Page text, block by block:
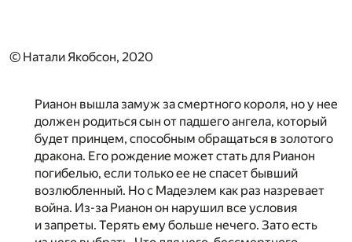
© Натали Якобсон, 2020
Рианон вышла замуж за смертного короля, но у нее
должен родиться сын от падшего ангела, который
будет принцем, способным обращаться в золотого
дракона. Его рождение может стать для Рианон
погибелью, если только ее не спасет бывший
возлюбленный. Но с Мадеэлем как раз назревает
война. Из-за Рианон он нарушил все условия
и запреты. Терять ему больше нечего. Зато есть